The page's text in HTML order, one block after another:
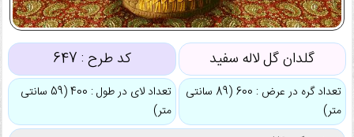
گلدان گل لاله سفید کد طرح : 647
تعداد گره در عرض : 600 (89 سانتی
متر)
تعداد لای در طول : 400 (59 سانتی
متر)